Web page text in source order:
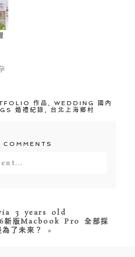
作品 ,WEDDING 國內
婚禮紀錄 , 台北上海鄉村
COMMENTS
3 years old
新版Macbook Pro 全部採
了未來？
»